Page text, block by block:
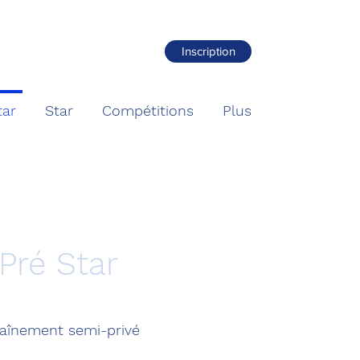
Inscription
Star Compétitions Plus
Pré Star
semi-privé